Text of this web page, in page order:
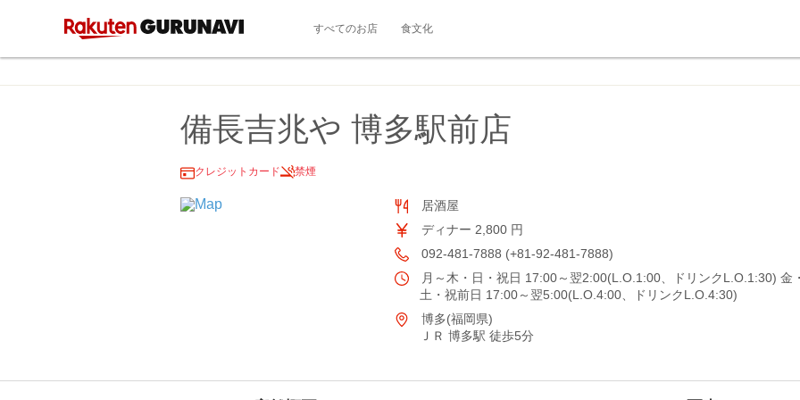
すべてのお店 食文化
備長吉兆や 博多駅前店
クレジットカード 禁煙
居酒屋
ディナー 2,800 円
092-481-7888 (+81-92-481-7888)
月～木・日・祝日 17:00～翌2:00(L.O.1:00、ドリンクL.O.1:30) 金
土・祝前日 17:00～翌5:00(L.O.4:00、ドリンクL.O.4:30)
博多(福岡県)
ＪＲ 博多駅 徒歩5分